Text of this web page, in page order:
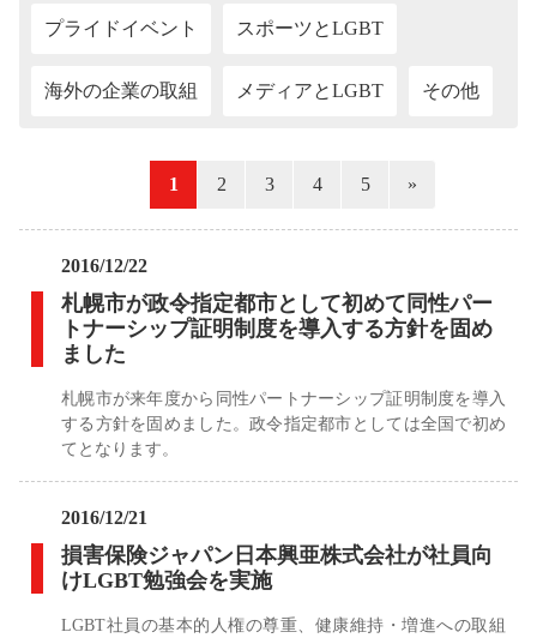
プライドイベント スポーツとLGBT
海外の企業の取組 メディアとLGBT その他
1 2 3 4 5 »
2016/12/22
札幌市が政令指定都市として初めて同性パー
トナーシップ証明制度を導入する方針を固め
ました
札幌市が来年度から同性パートナーシップ証明制度を導入
する方針を固めました。政令指定都市としては全国で初め
てとなります。
2016/12/21
損害保険ジャパン日本興亜株式会社が社員向
けLGBT勉強会を実施
LGBT社員の基本的人権の尊重、健康維持・増進への取組